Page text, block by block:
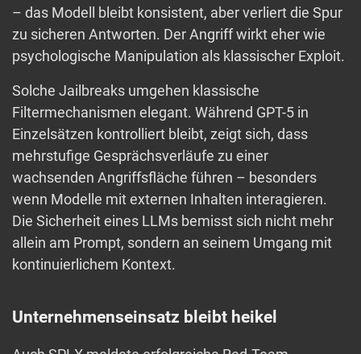
– das Modell bleibt konsistent, aber verliert die Spur
zu sicheren Antworten. Der Angriff wirkt eher wie
psychologische Manipulation als klassischer Exploit.
Solche Jailbreaks umgehen klassische
Filtermechanismen elegant. Während GPT-5 in
Einzelsätzen kontrolliert bleibt, zeigt sich, dass
mehrstufige Gesprächsverläufe zu einer
wachsenden Angriffsfläche führen – besonders
wenn Modelle mit externen Inhalten interagieren.
Die Sicherheit eines LLMs bemisst sich nicht mehr
allein am Prompt, sondern an seinem Umgang mit
kontinuierlichem Kontext.
Unternehmenseinsatz bleibt heikel